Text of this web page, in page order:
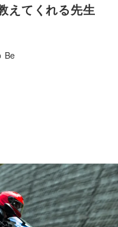
えてくれる先生
Be